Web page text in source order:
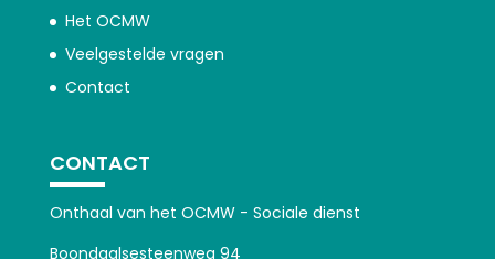
Het OCMW
Veelgestelde vragen
Contact
CONTACT
Onthaal van het OCMW - Sociale dienst
Boondaalsesteenweg 94